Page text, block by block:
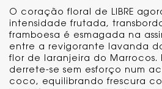
O coração floral de LIBRE
intensidade frutada,
framboesa é esmagada na
entre a revigorante lavanda
flor de laranjeira do Marrocos.
derrete-se sem esforço num
coco, equilibrando frescura